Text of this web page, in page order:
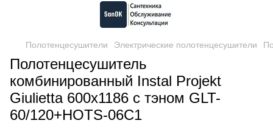
Полотенцесушители Электрические полотенцесушители
Полотенцесушитель
комбинированный Instal Projekt
Giulietta 600х1186 с тэном GLT-
60/120+HOTS-06C1